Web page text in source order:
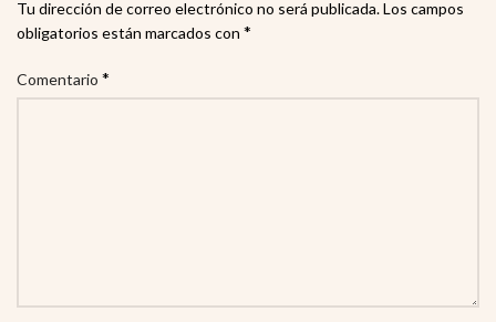
Tu dirección de correo electrónico no será publicada.Los campos
obligatorios están marcados con *
Comentario *